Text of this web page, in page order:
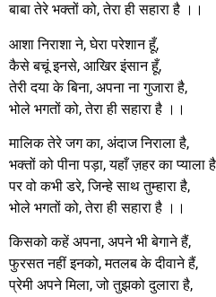
बाबा तेरे भक्तों को, तेरा ही सहारा है ।।
आशा निराशा ने, घेरा परेशान हूँ,
कैसे बचूं इनसे, आखिर इंसान हूँ,
तेरी दया के बिना, अपना ना गुजारा है,
भोले भगतों को, तेरा ही सहारा है ।।
मालिक तेरे जग का, अंदाज निराला है,
भक्तों को पीना पड़ा, यहाँ ज़हर का प्याला
पर वो कभी डरे, जिन्हे साथ तुम्हारा है,
भोले भगतों को, तेरा ही सहारा है ।।
किसको कहें अपना, अपने भी बेगाने हैं,
फुरसत नहीं इनको, मतलब के दीवाने हैं,
प्रेमी अपने मिला, जो तुझको दुलारा है,